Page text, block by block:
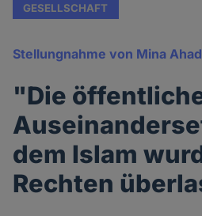
GESELLSCHAFT
Stellungnahme von Mina
"Die
dem Islam
Rechten